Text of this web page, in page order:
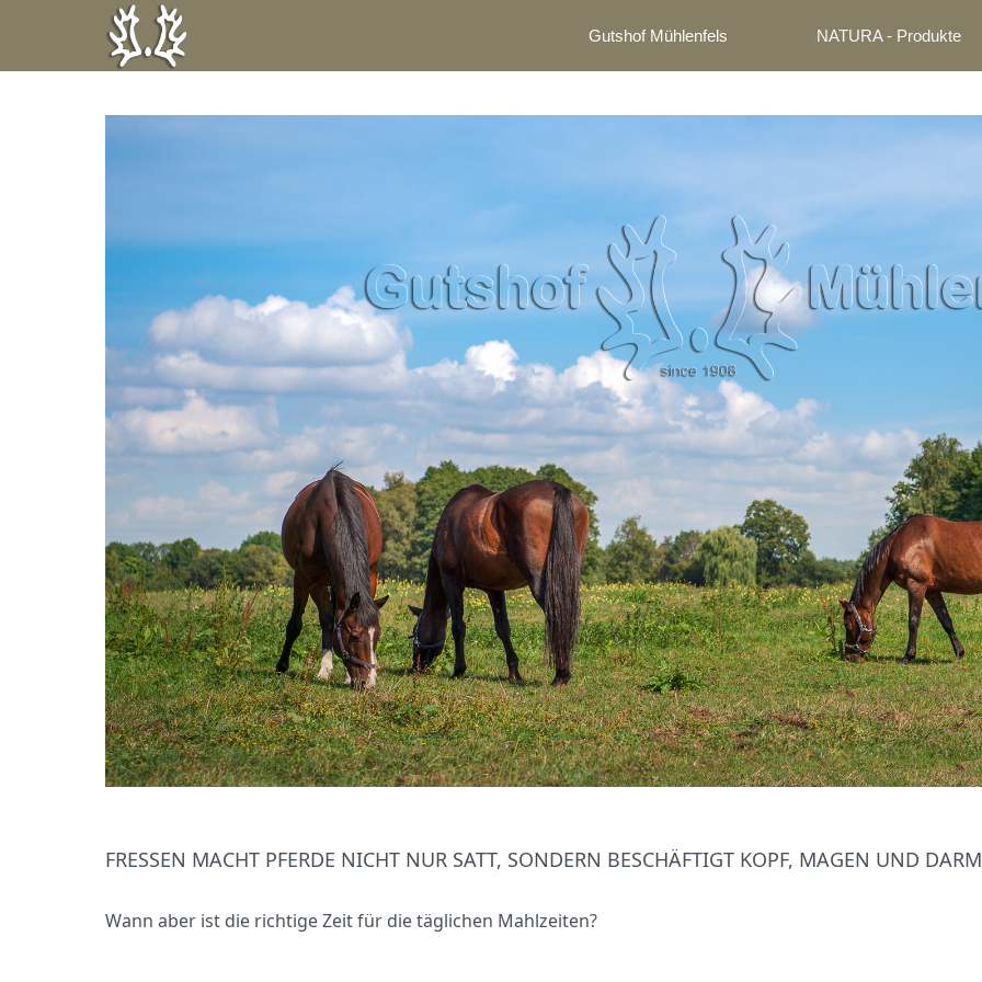
Gutshof Mühlenfels NATURA - Produkte
FRESSEN MACHT PFERDE NICHT NUR SATT, SONDERN BESCHÄFTIGT KOPF, MAGEN UND
Wann aber ist die richtige Zeit für die täglichen Mahlzeiten?